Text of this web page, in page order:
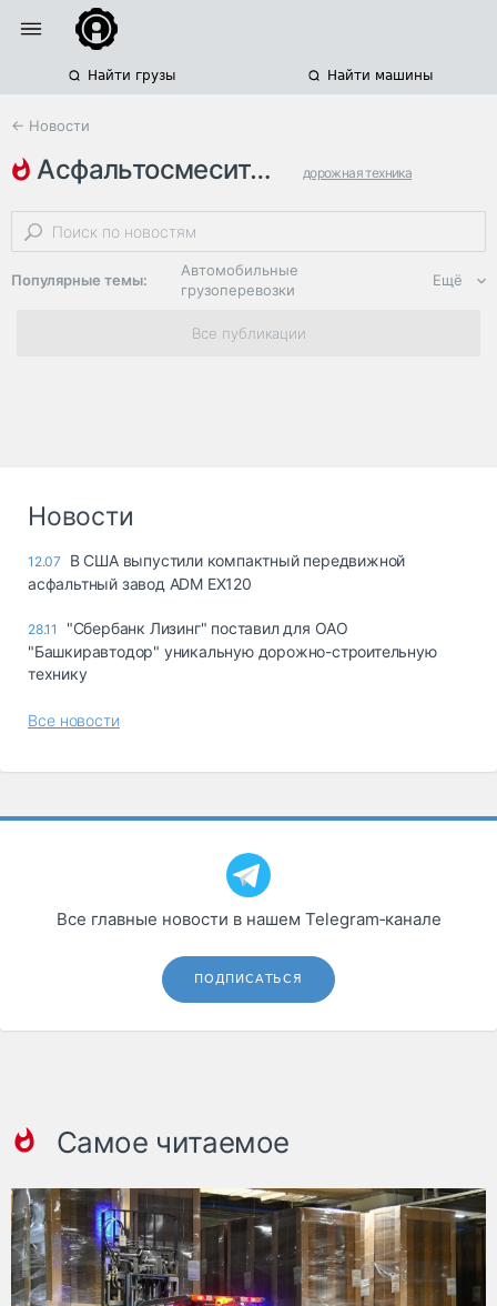
Найти грузы Найти машины
← Новости
асфальтосмесительные заводы дорожная техника
строительная техника прицепная техника
Популярные темы:
Автомобильные
грузоперевозки
Региональная
логистика
опасные грузы
страхование
Коммерческий
Автосервис,
запчасти, шины
автохимия
Ещё
Все публикации
Новости
12.07
В США выпустили компактный передвижной
асфальтный завод ADM EX120
28.11
"Сбербанк Лизинг" поставил для ОАО
"Башкиравтодор" уникальную дорожно-строительную
технику
Все новости
Все главные новости в нашем Telegram‑канале
ПОДПИСАТЬСЯ
Самое читаемое